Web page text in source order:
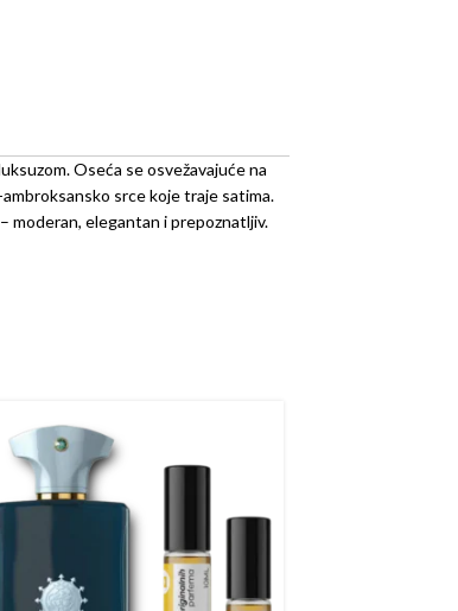
Oseća se osvežavajuće na
srce koje traje satima.
moderan, elegantan i prepoznatljiv.